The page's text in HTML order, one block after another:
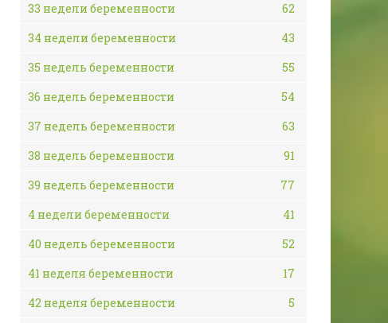
33 недели беременности
62
34 недели беременности
43
35 недель беременности
55
36 недель беременности
54
37 недель беременности
63
38 недель беременности
91
39 недель беременности
77
4 недели беременности
41
40 недель беременности
52
41 неделя беременности
17
42 неделя беременности
5